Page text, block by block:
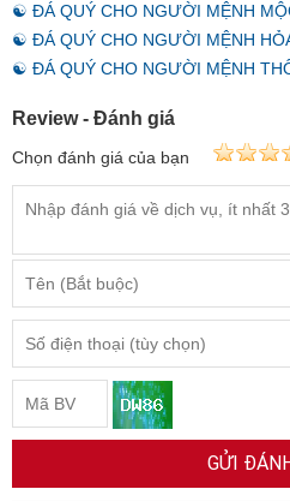
☯ ĐÁ QUÝ CHO NGƯỜI MỆNH
☯ ĐÁ QUÝ CHO NGƯỜI MỆNH
☯ ĐÁ QUÝ CHO NGƯỜI MỆNH
Review - Đánh giá
Chọn đánh giá của bạn
GỬI